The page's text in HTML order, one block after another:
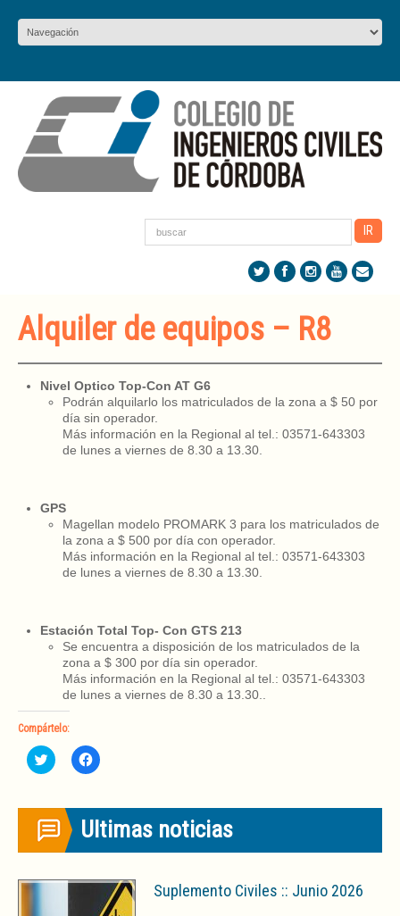
Alquiler de equipos – R8
Nivel Optico Top-Con AT G6
Podrán alquilarlo los matriculados de la zona a $ 50 por
día sin operador.
Más información en la Regional al tel.: 03571-643303
de lunes a viernes de 8.30 a 13.30.
GPS
Magellan modelo PROMARK 3 para los matriculados de
la zona a $ 500 por día con operador.
Más información en la Regional al tel.: 03571-643303
de lunes a viernes de 8.30 a 13.30.
Estación Total Top- Con GTS 213
Se encuentra a disposición de los matriculados de la
zona a $ 300 por día sin operador.
Más información en la Regional al tel.: 03571-643303
de lunes a viernes de 8.30 a 13.30..
Compártelo:
Haz
clic
Twitter
(Se
abre
en
nueva)
Haz
clic
Facebook
(Se
abre
en
nueva)
Ultimas noticias
Suplemento Civiles :: Junio 2026